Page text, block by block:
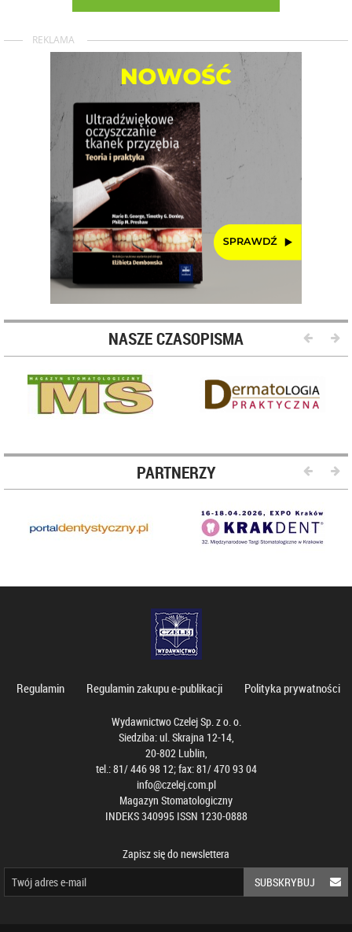
REKLAMA
NASZE CZASOPISMA
PARTNERZY
Regulamin Regulamin zakupu e-publikacji Polityka prywatności
Wydawnictwo Czelej Sp. z o. o.
Siedziba: ul. Skrajna 12-14,
20-802 Lublin,
tel.: 81/ 446 98 12; fax: 81/ 470 93 04
info@czelej.com.pl
Magazyn Stomatologiczny
INDEKS 340995 ISSN 1230-0888
Zapisz się do newslettera
SUBSKRYBUJ